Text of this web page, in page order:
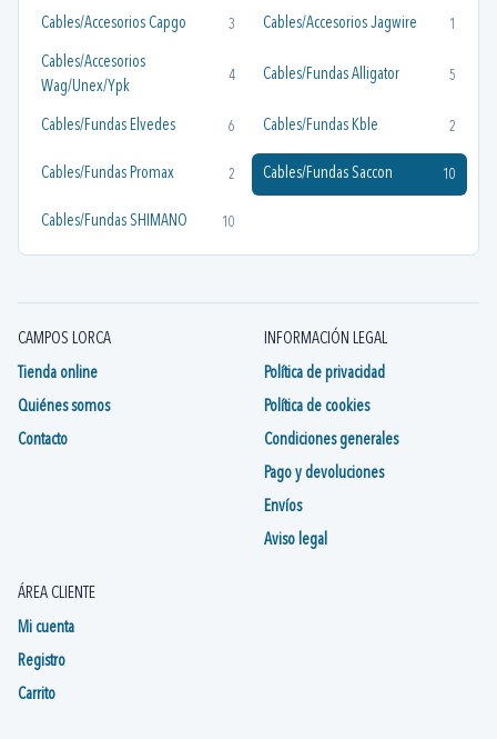
Cables/Accesorios Capgo 3 Cables/Accesorios Jagwire 1
Cables/Accesorios
Wag/Unex/Ypk
4 Cables/Fundas Alligator 5
Cables/Fundas Elvedes 6 Cables/Fundas Kble 2
Cables/Fundas Promax 2 Cables/Fundas Saccon 10
Cables/Fundas SHIMANO 10
CAMPOS LORCA
Tienda online
Quiénes somos
Contacto
INFORMACIÓN LEGAL
Política de privacidad
Política de cookies
Condiciones generales
Pago y devoluciones
Envíos
Aviso legal
ÁREA CLIENTE
Mi cuenta
Registro
Carrito